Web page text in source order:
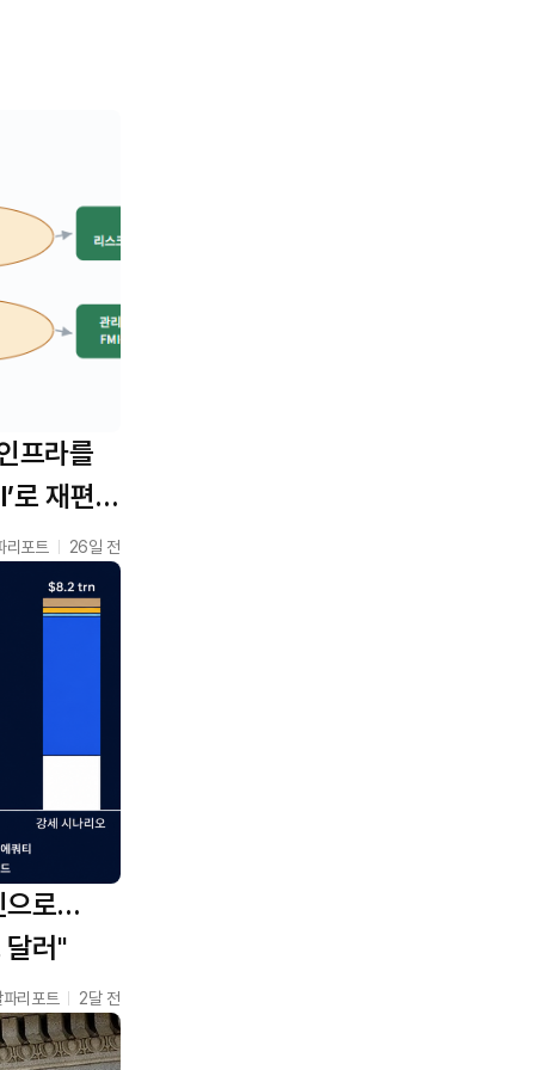
프라를
로 재편할
리포트 26일 전
으로…
러"
파리포트 2달 전